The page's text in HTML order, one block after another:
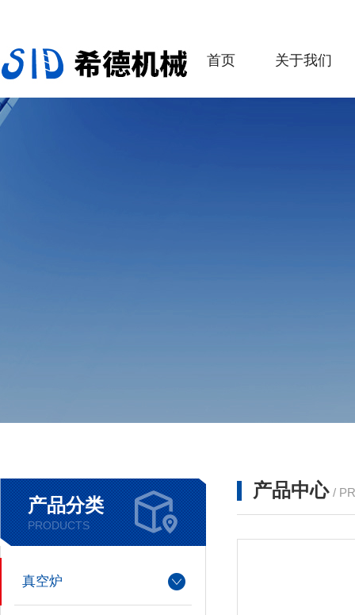
首页 关于我们
产品分类
PRODUCTS
真空炉
产品中心 /